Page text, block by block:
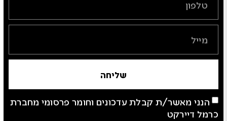
הנני מאשר/ת קבלת עדכונים וחומר פרסומי מחברת
כרמל דיירקט
שליחה